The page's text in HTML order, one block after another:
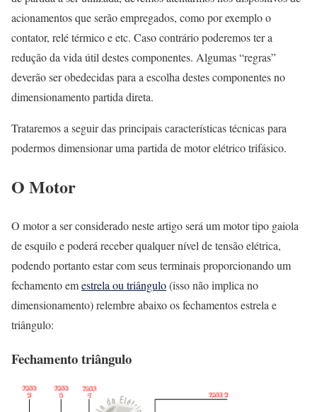
acionamentos que serão empregados, como por exemplo o
contator, relé térmico e etc. Caso contrário poderemos ter a
redução da vida útil destes componentes. Algumas “regras”
deverão ser obedecidas para a escolha destes componentes no
dimensionamento partida direta.
Trataremos a seguir das principais características técnicas para
podermos dimensionar uma partida de motor elétrico trifásico.
O Motor
O motor a ser considerado neste artigo será um motor tipo gaiola
de esquilo e poderá receber qualquer nível de tensão elétrica,
podendo portanto estar com seus terminais proporcionando um
fechamento emestrela ou triângulo(isso não implica no
dimensionamento) relembre abaixo os fechamentos estrela e
triângulo:
Fechamento triângulo